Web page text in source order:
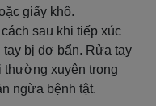
giấy khô.
sau khi tiếp xúc
bị dơ bẩn. Rửa tay
xuyên trong
ngừa bệnh tật.